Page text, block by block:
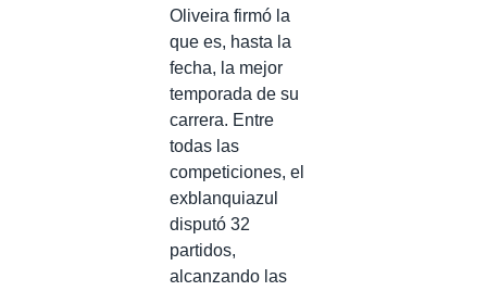
Oliveira firmó la
que es, hasta la
fecha, la mejor
temporada de su
carrera. Entre
todas las
competiciones, el
exblanquiazul
disputó 32
partidos,
alcanzando las